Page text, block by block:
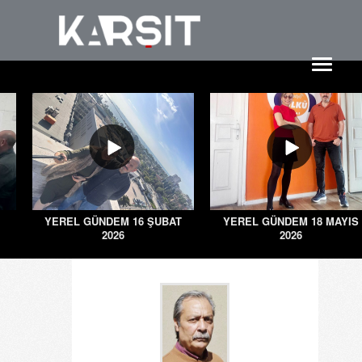
YEREL GÜNDEM 16 ŞUBAT
2026
YEREL GÜNDEM 18 MAYIS
2026